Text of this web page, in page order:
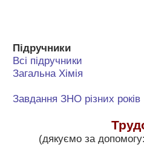
Підручники
Всі підручники
Загальна Хімія
Завдання ЗНО різних років
(дякуємо за